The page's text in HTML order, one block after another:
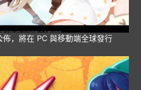
，將在 PC 與移動端全球發行